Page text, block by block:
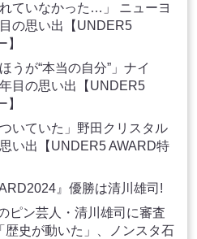
ていなかった…」 ニューヨ
の思い出【UNDER5
うが“本当の自分”」ナイ
目の思い出【UNDER5
いていた」野田クリスタル
い出【UNDER5 AWARD特
』優勝は清川雄司!
ピン芸人・清川雄司に審査
歴史が動いた」、ノンスタ石